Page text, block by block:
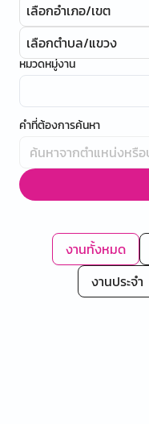
เลือกอำเภอ/เขต
เลือกตำบล/แขวง
หมวดหมู่งาน
คำที่ต้องการค้นหา
งานทั้งหมด
งานประจำ